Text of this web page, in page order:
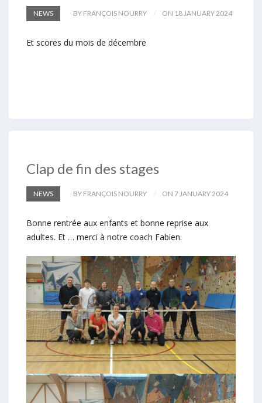
NEWS BY FRANÇOIS NOURRY ON 18 JANUARY 2024
Et scores du mois de décembre
Clap de fin des stages
NEWS BY FRANÇOIS NOURRY ON 7 JANUARY 2024
Bonne rentrée aux enfants et bonne reprise aux
adultes. Et … merci à notre coach Fabien.